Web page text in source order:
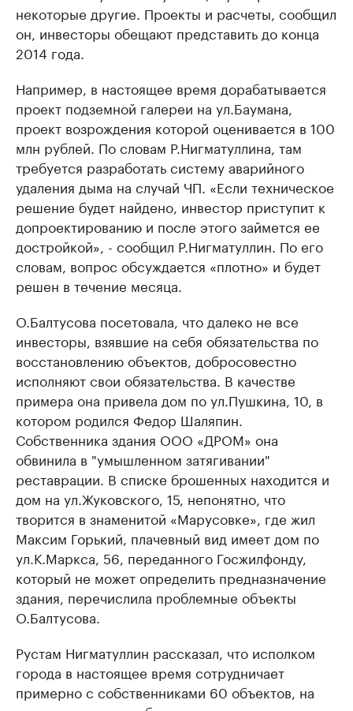
некоторые другие. Проекты и расчеты, сообщил
он, инвесторы обещают представить до конца
2014 года.
Например, в настоящее время дорабатывается
проект подземной галереи на ул.Баумана,
проект возрождения которой оценивается в 100
млн рублей. По словам Р.Нигматуллина, там
требуется разработать систему аварийного
удаления дыма на случай ЧП. «Если техническое
решение будет найдено, инвестор приступит к
допроектированию и после этого займется ее
достройкой», - сообщил Р.Нигматуллин. По его
словам, вопрос обсуждается «плотно» и будет
решен в течение месяца.
О.Балтусова посетовала, что далеко не все
инвесторы, взявшие на себя обязательства по
восстановлению объектов, добросовестно
исполняют свои обязательства. В качестве
примера она привела дом по ул.Пушкина, 10, в
котором родился Федор Шаляпин.
Собственника здания ООО «ДРОМ» она
обвинила в "умышленном затягивании"
реставрации. В списке брошенных находится и
дом на ул.Жуковского, 15, непонятно, что
творится в знаменитой «Марусовке», где жил
Максим Горький, плачевный вид имеет дом по
ул.К.Маркса, 56, переданного Госжилфонду,
который не может определить предназначение
здания, перечислила проблемные объекты
О.Балтусова.
Рустам Нигматуллин рассказал, что исполком
города в настоящее время сотрудничает
примерно с собственниками 60 объектов, на